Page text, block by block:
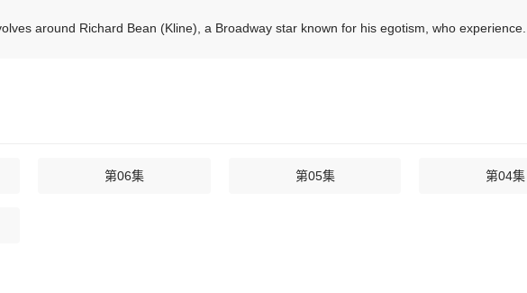
around Richard Bean (Kline), a Broadway star known for his egotism, who experience...
第06集 第05集 第04集